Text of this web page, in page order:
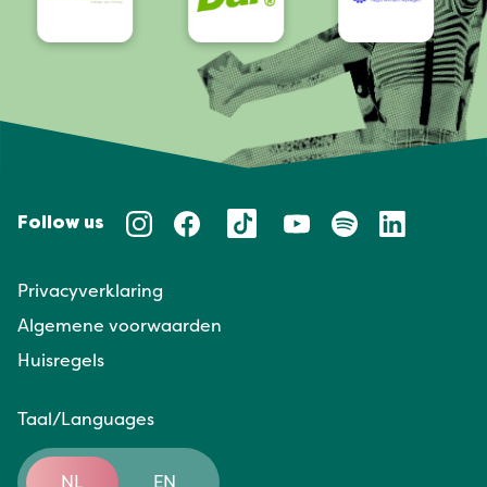
Follow us
Privacyverklaring
Algemene voorwaarden
Huisregels
Taal/Languages